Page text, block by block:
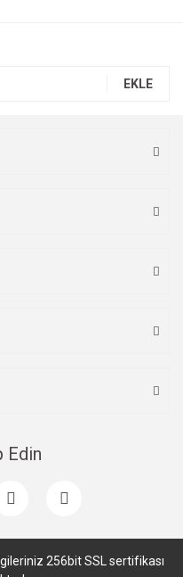
EKLE
Edin
256bit SSL sertifikası